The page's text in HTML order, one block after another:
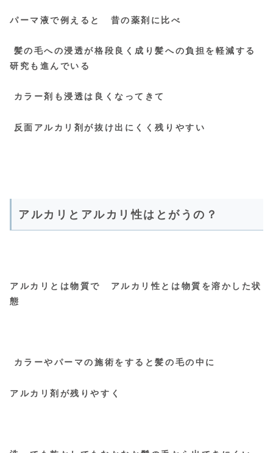
パーマ液で例えると 昔の薬剤に比べ
髪の毛への浸透が格段良く成り髪への負担を軽減する
研究も進んでいる
カラー剤も浸透は良くなってきて
反面アルカリ剤が抜け出にくく残りやすい
アルカリとアルカリ性はとがうの？
アルカリとは物質で アルカリ性とは物質を溶かした状
態
カラーやパーマの施術をすると髪の毛の中に
アルカリ剤が残りやすく